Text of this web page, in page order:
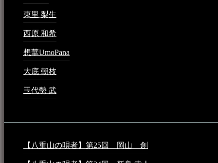
東里 梨生
西原 和希
想華UmoPana
大底 朝枝
玉代勢 武
【八重山の唄者】第25回 岡山 創